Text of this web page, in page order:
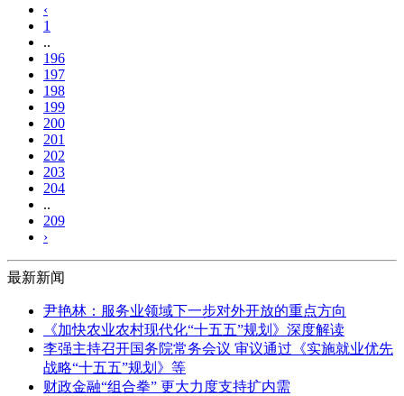
‹
1
..
196
197
198
199
200
201
202
203
204
..
209
›
最新新闻
尹艳林：服务业领域下一步对外开放的重点方向
《加快农业农村现代化“十五五”规划》深度解读
李强主持召开国务院常务会议 审议通过《实施就业优先
战略“十五五”规划》等
财政金融“组合拳” 更大力度支持扩内需